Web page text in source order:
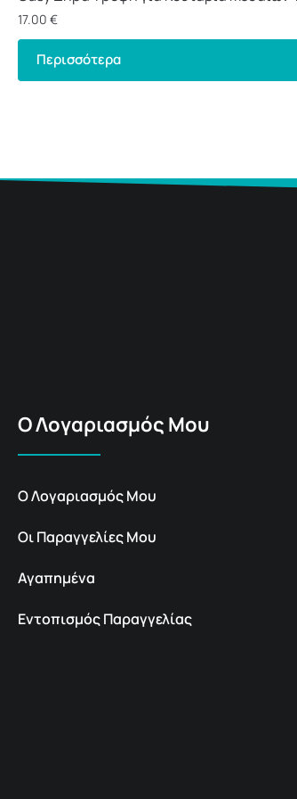
17.00 €
Περισσότερα
Ο Λογαριασμός Μου
Ο Λογαριασμός Μου
Οι Παραγγελίες Μου
Αγαπημένα
Εντοπισμός Παραγγελίας